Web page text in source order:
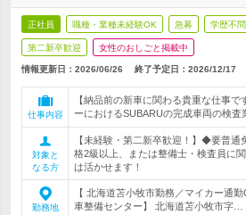
正社員 職種・業種未経験OK 急募 学歴不問
第二新卒歓迎 女性のおしごと掲載中
情報更新日：2026/06/26 終了予定日： 2026/12/17
仕事内容
【納品前の新車に関わる貴重な仕事で
ーにおけるSUBARUの完成車両の検査
対象と
なる方
【未経験・第二新卒歓迎！】◆要普通
格2級以上、または整備士・検査員に
は活かせます！
勤務地
【 北海道苫小牧市勤務／マイカー通
車整備センター】 北海道苫小牧市字…